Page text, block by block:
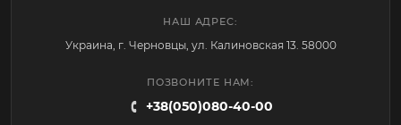
НАШ АДРЕС:
Украина, г. Черновцы, ул. Калиновская 13. 58000
ПОЗВОНИТЕ НАМ:
+38(050)080-40-00